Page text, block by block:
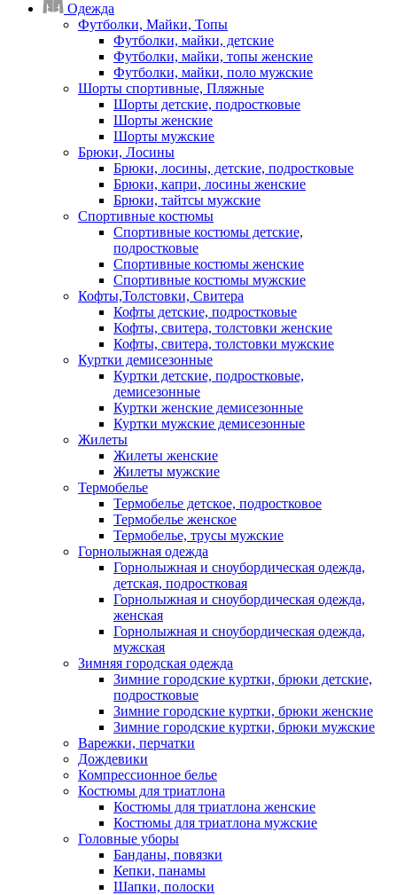
Одежда
Футболки, Майки, Топы
Футболки, майки, детские
Футболки, майки, топы женские
Футболки, майки, поло мужские
Шорты спортивные, Пляжные
Шорты детские, подростковые
Шорты женские
Шорты мужские
Брюки, Лосины
Брюки, лосины, детские, подростковые
Брюки, капри, лосины женские
Брюки, тайтсы мужские
Спортивные костюмы
Спортивные костюмы детские,
подростковые
Спортивные костюмы женские
Спортивные костюмы мужские
Кофты,Толстовки, Свитера
Кофты детские, подростковые
Кофты, свитера, толстовки женские
Кофты, свитера, толстовки мужские
Куртки демисезонные
Куртки детские, подростковые,
демисезонные
Куртки женские демисезонные
Куртки мужские демисезонные
Жилеты
Жилеты женские
Жилеты мужские
Термобелье
Термобелье детское, подростковое
Термобелье женское
Термобелье, трусы мужские
Горнолыжная одежда
Горнолыжная и сноубордическая одежда,
детская, подростковая
Горнолыжная и сноубордическая одежда,
женская
Горнолыжная и сноубордическая одежда,
мужская
Зимняя городская одежда
Зимние городские куртки, брюки детские,
подростковые
Зимние городские куртки, брюки женские
Зимние городские куртки, брюки мужские
Варежки, перчатки
Дождевики
Компрессионное белье
Костюмы для триатлона
Костюмы для триатлона женские
Костюмы для триатлона мужские
Головные уборы
Банданы, повязки
Кепки, панамы
Шапки, полоски